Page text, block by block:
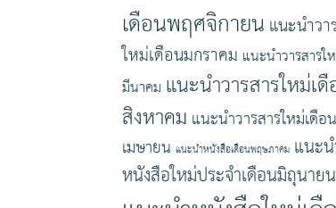
เดือนพฤศจิกายน แนะนำวา
ใหม่เดือนมกราคม แนะนำวารสารใ
มีนาคม แนะนำวารสารใหม่เ
สิงหาคม แนะนำวารสารใหม่เดือน
เมษายน แนะนำหนังสือเดือนพฤษภาคม แนะ
หนังสือใหม่ประจำเดือนมิถุนายน